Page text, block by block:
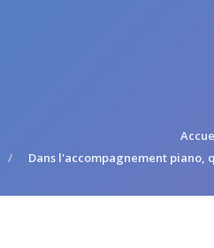
Dans l'accompagnement piano,